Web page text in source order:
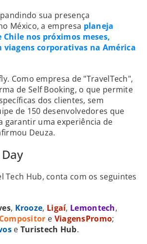
sua presença
México, a empresa planeja
nos próximos meses,
corporativas na América
Como empresa de "TravelTech",
de Self Booking, o que permite
dos clientes, sem
de 150 desenvolvedores que
uma experiência de
Deuza.
Tech Hub, conta com os seguintes
, Krooze, Ligaí, Lemontech,
e ViagensPromo;
e Turistech Hub.